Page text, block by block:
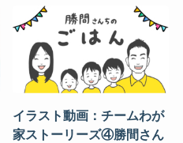
イラスト動画：チームわが
家ストーリーズ④勝間さん